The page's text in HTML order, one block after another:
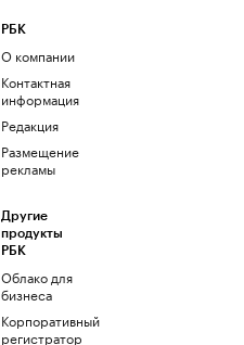
РБК
О компании
Контактная
информация
Редакция
Размещение
рекламы
Другие
продукты
РБК
Облако для
бизнеса
Корпоративный
регистратор